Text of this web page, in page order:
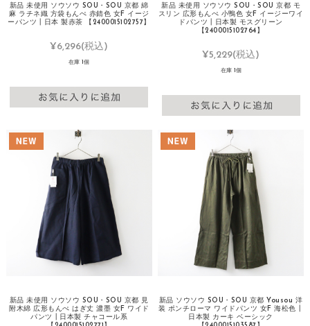
新品 未使用 ソウソウ SOU・SOU 京都 綿
麻 ラチネ織 方袋もんぺ 赤錆色 女F イージ
ーパンツ┃日本 製赤茶 【2400015102757】
¥6,296(税込)
在庫 1個
新品 未使用 ソウソウ SOU・SOU 京都 モ
スリン 広形もんぺ 小鴨色 女F イージーワイ
ドパンツ┃日本製 モスグリーン
【2400015102764】
¥5,229(税込)
在庫 1個
新品 未使用 ソウソウ SOU・SOU 京都 見
附木綿 広形もんぺ はぎ丈 濃墨 女F ワイド
パンツ┃日本製 チャコール系
新品 ソウソウ SOU・SOU 京都 Yousou 洋
装 ポンチローマ ワイドパンツ 女F 海松色┃
日本製 カーキ ベーシック